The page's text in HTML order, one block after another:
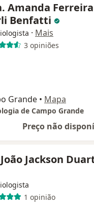
Amanda Ferreira
Benfatti
· Mais
3 opiniões
Grande • Mapa
de Campo Grande
Preço não
Jackson
1 opinião